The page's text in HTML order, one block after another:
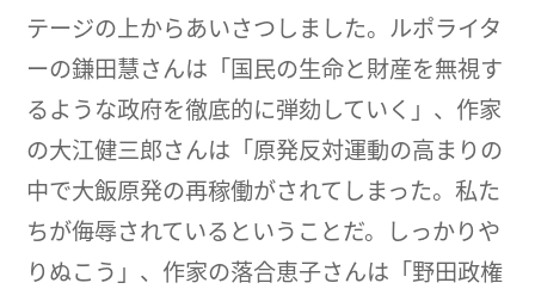
テージの上からあいさつしました。ルポライタ
ーの鎌田慧さんは「国民の生命と財産を無視す
るような政府を徹底的に弾劾していく」、作家
の大江健三郎さんは「原発反対運動の高まりの
中で大飯原発の再稼働がされてしまった。私た
ちが侮辱されているということだ。しっかりや
りぬこう」、作家の落合恵子さんは「野田政権